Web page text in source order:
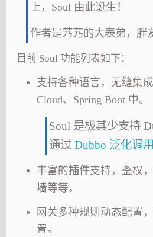
上，Soul 由此诞生！
作者是艿艿的大表弟，胖
目前 Soul 功能列表如下：
支持各种语言，无缝集
Cloud、Spring Boot 中。
Soul 是极其少支持
通过Dubbo 泛化调用
丰富的插件支持，鉴权
墙等等。
网关多种规则动态配置
置。